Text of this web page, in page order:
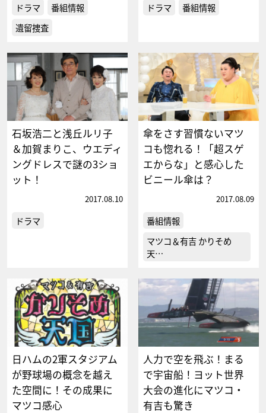
ドラマ
番組情報
遺留捜査
ドラマ 番組情報
石坂浩二と浅丘ルリ子
＆加賀まりこ、ウエディ
ングドレスで謎の3ショ
ット！
2017.08.10
ドラマ
傘をさす習慣ないマツ
コも惚れる！「超スゲ
エからな」と感心した
ビニール傘は？
2017.08.09
番組情報
マツコ＆有吉 かりそめ
天…
日ハムの2軍スタジアム
が野球場の概念を越え
た空間に！その成果に
マツコ感心
人力で空を飛ぶ！まる
で宇宙船！ヨット世界
大会の進化にマツコ・
有吉も驚き